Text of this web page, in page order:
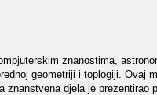
znanostima,
geometriji i toplogiji. Ovaj
djela je prezentirao